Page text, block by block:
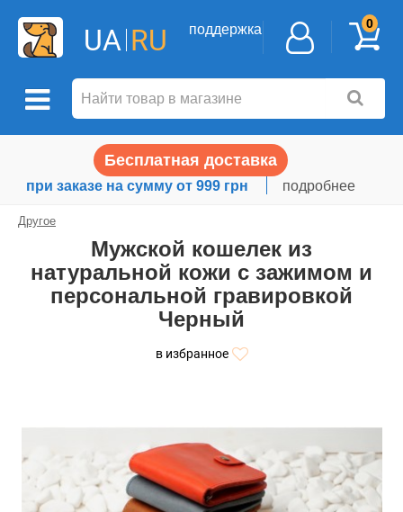
UA RU поддержка 0
Бесплатная доставка
при заказе на сумму от 999 грн подробнее
Другое
Мужской кошелек из
натуральной кожи с зажимом и
персональной гравировкой
Черный
в избранное